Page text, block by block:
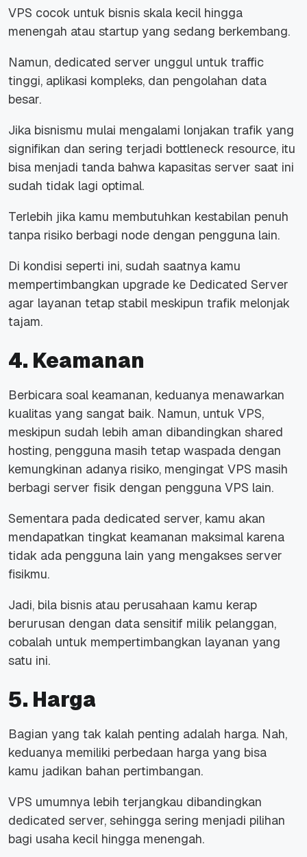
VPS cocok untuk bisnis skala kecil hingga
menengah atau startup yang sedang berkembang.
Namun, dedicated server unggul untuk traffic
tinggi, aplikasi kompleks, dan pengolahan data
besar.
Jika bisnismu mulai mengalami lonjakan trafik yang
signifikan dan sering terjadi bottleneck resource, itu
bisa menjadi tanda bahwa kapasitas server saat ini
sudah tidak lagi optimal.
Terlebih jika kamu membutuhkan kestabilan penuh
tanpa risiko berbagi node dengan pengguna lain.
Di kondisi seperti ini, sudah saatnya kamu
mempertimbangkan upgrade ke Dedicated Server
agar layanan tetap stabil meskipun trafik melonjak
tajam.
4. Keamanan
Berbicara soal keamanan, keduanya menawarkan
kualitas yang sangat baik. Namun, untuk VPS,
meskipun sudah lebih aman dibandingkan shared
hosting, pengguna masih tetap waspada dengan
kemungkinan adanya risiko, mengingat VPS masih
berbagi server fisik dengan pengguna VPS lain.
Sementara pada dedicated server, kamu akan
mendapatkan tingkat keamanan maksimal karena
tidak ada pengguna lain yang mengakses server
fisikmu.
Jadi, bila bisnis atau perusahaan kamu kerap
berurusan dengan data sensitif milik pelanggan,
cobalah untuk mempertimbangkan layanan yang
satu ini.
5. Harga
Bagian yang tak kalah penting adalah harga. Nah,
keduanya memiliki perbedaan harga yang bisa
kamu jadikan bahan pertimbangan.
VPS umumnya lebih terjangkau dibandingkan
dedicated server, sehingga sering menjadi pilihan
bagi usaha kecil hingga menengah.